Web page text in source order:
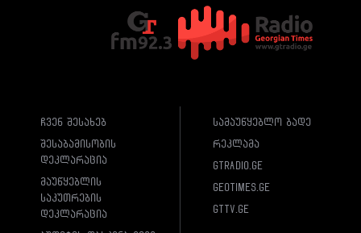
ჩვენ შესახებ
შესაბამისობის
დეკლარაცია
მაუწყებლის
საკუთრების
დეკლარაცია
სამაუწყებლო ბადე
რეკლამა
gtradio.ge
geotimes.ge
gttv.ge